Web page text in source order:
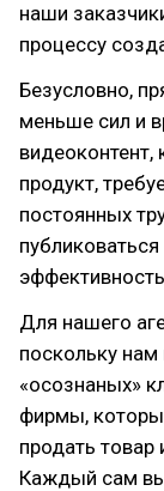
наши
процессу
Безусловно,
меньше сил и
продукт,
постоянных
публиковаться
Для нашего
поскольку
«осознаных»
фирмы,
продать товар
Каждый сам